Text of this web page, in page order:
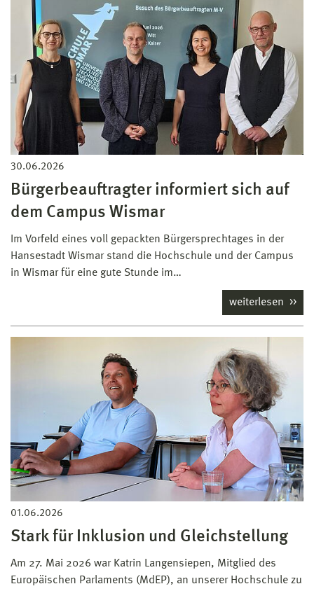
30.06.2026
Bürgerbeauftragter informiert sich auf
dem Campus Wismar
Im Vorfeld eines voll gepackten Bürgersprechtages in der
Hansestadt Wismar stand die Hochschule und der Campus
in Wismar für eine gute Stunde im…
weiterlesen
01.06.2026
Stark für Inklusion und Gleichstellung
Am 27. Mai 2026 war Katrin Langensiepen, Mitglied des
Europäischen Parlaments (MdEP), an unserer Hochschule zu